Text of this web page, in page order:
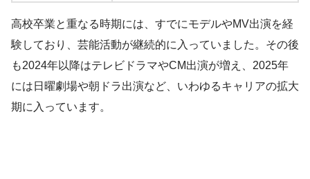
高校卒業と重なる時期には、すでにモデルやMV出演を経
験しており、芸能活動が継続的に入っていました。その後
も2024年以降はテレビドラマやCM出演が増え、2025年
には日曜劇場や朝ドラ出演など、いわゆるキャリアの拡大
期に入っています。